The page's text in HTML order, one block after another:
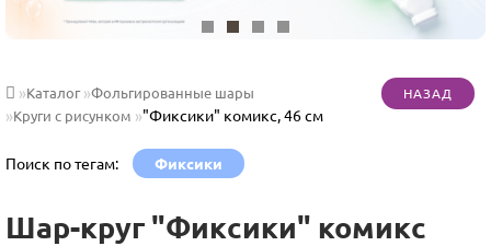
Каталог Фольгированные шары
Круги с рисунком
"Фиксики" комикс, 46 см
Поиск по тегам: Фиксики
Шар-круг "Фиксики" комикс